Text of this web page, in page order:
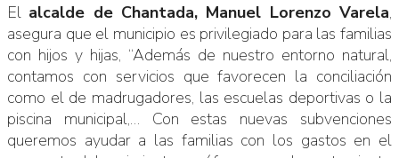
El alcalde de Chantada, Manuel Lorenzo Varela,
asegura que el municipio es privilegiado para las familias
con hijos y hijas, “Además de nuestro entorno natural,
contamos con servicios que favorecen la conciliación
como el de madrugadores, las escuelas deportivas o la
piscina municipal,… Con estas nuevas subvenciones
queremos ayudar a las familias con los gastos en el